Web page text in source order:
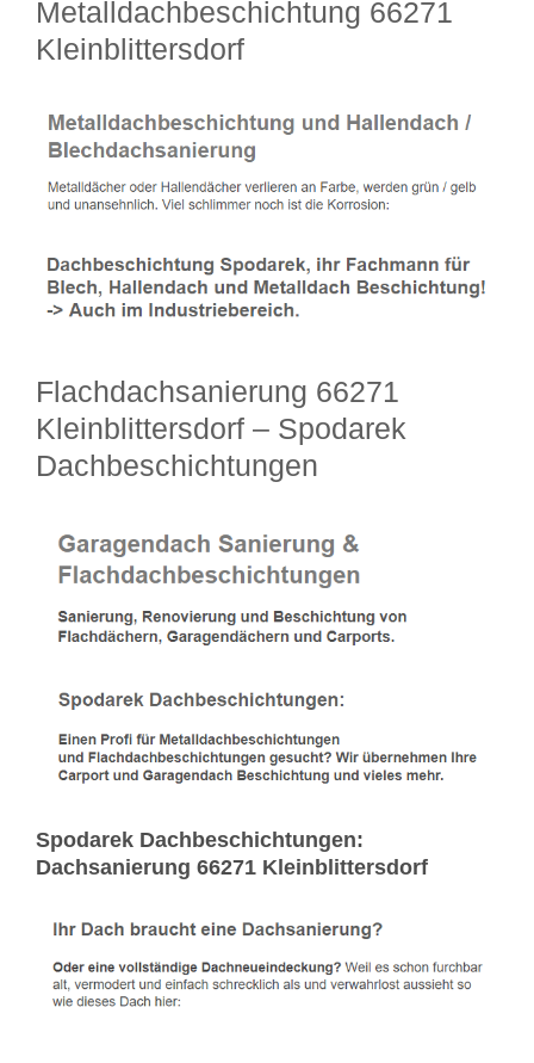
Metalldachbeschichtung 66271
Kleinblittersdorf
Flachdachsanierung 66271
Kleinblittersdorf – Spodarek
Dachbeschichtungen
Spodarek Dachbeschichtungen:
Dachsanierung 66271 Kleinblittersdorf